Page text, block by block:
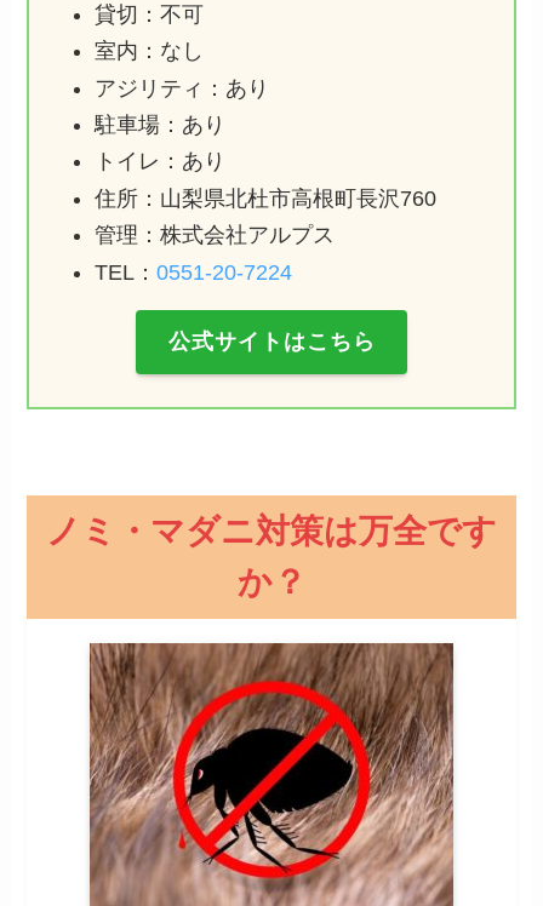
貸切：不可
室内：なし
アジリティ：あり
駐車場：あり
トイレ：あり
住所：山梨県北杜市高根町長沢760
管理：株式会社アルプス
TEL：0551-20-7224
公式サイトはこちら
ノミ・マダニ対策は万全です
か？